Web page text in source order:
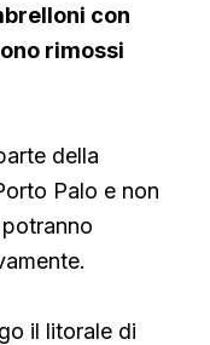
con
rimossi
della
Palo e non
il litorale di